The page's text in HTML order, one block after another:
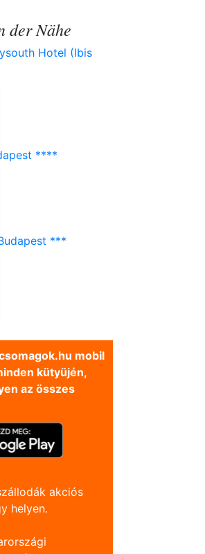
der Nähe
Hotel (Ibis
****
***
mobil
kütyüjén,
az összes
akciós
helyen.